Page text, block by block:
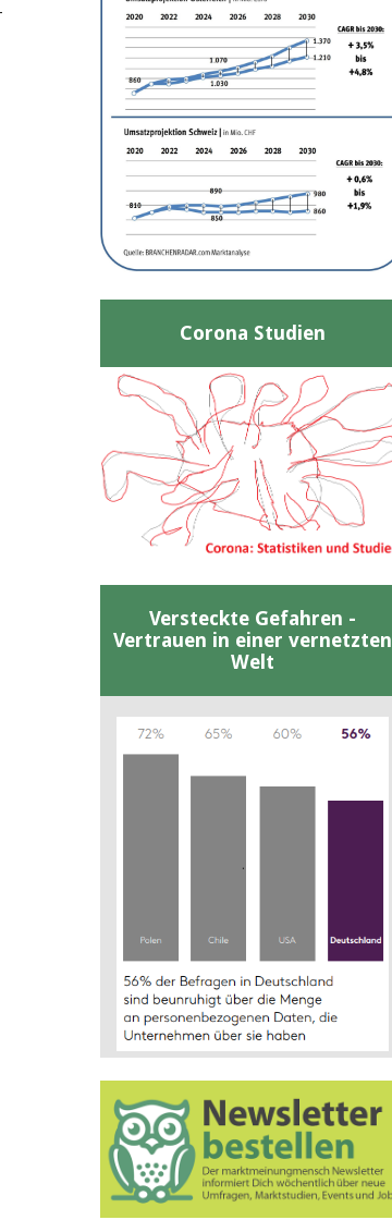
Corona Studien
Versteckte Gefahren -
Vertrauen in einer vernetzten
Welt